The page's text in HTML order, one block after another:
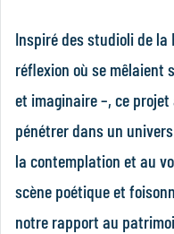
Inspiré des studioli de la
réflexion où se mêlaient
et imaginaire –, ce
pénétrer dans un
la contemplation et au
scène poétique et
notre rapport au